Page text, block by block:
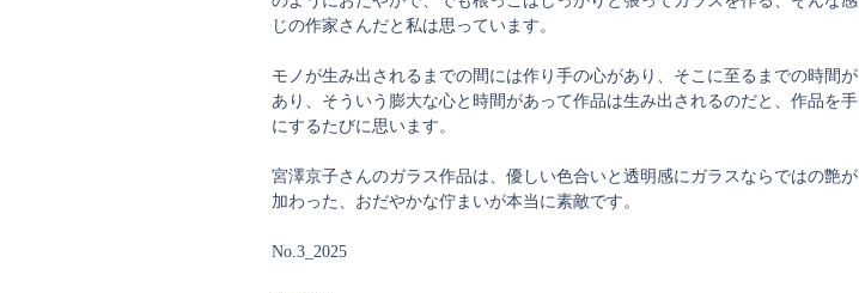
じの作家さんだと私は思っています。
モノが生み出されるまでの間には作り手の心があり、そこに至るまでの時間が
あり、そういう膨大な心と時間があって作品は生み出されるのだと、作品を手
にするたびに思います。
宮澤京子さんのガラス作品は、優しい色合いと透明感にガラスならではの艶が
加わった、おだやかな佇まいが本当に素敵です。
No.3_2025